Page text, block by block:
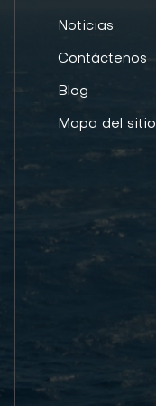
Noticias
Contáctenos
Blog
Mapa del sitio